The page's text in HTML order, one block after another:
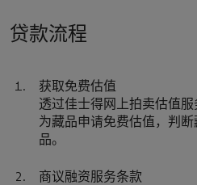
贷款流程
获取免费估值
透过佳士得网上拍卖估值服
为藏品申请免费估值，判
品。
商议融资服务条款